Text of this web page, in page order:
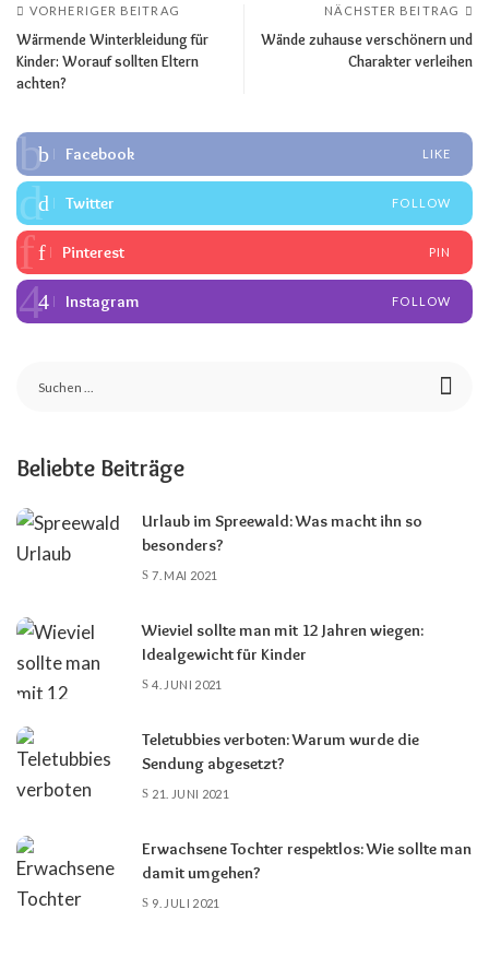
VORHERIGER BEITRAG
Wärmende Winterkleidung für
Kinder: Worauf sollten Eltern
achten?
NÄCHSTER BEITRAG
Wände zuhause verschönern und
Charakter verleihen
Facebook LIKE
Twitter FOLLOW
Pinterest PIN
Instagram FOLLOW
Beliebte Beiträge
Urlaub im Spreewald: Was macht ihn so
besonders?
7. MAI 2021
Wieviel sollte man mit 12 Jahren wiegen:
Idealgewicht für Kinder
4. JUNI 2021
Teletubbies verboten: Warum wurde die
Sendung abgesetzt?
21. JUNI 2021
Erwachsene Tochter respektlos: Wie sollte man
damit umgehen?
9. JULI 2021